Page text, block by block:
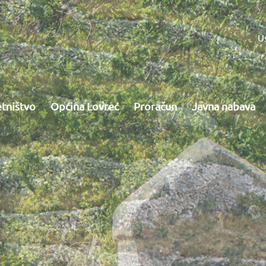
Općina Lovreć Proračun Javna nabava